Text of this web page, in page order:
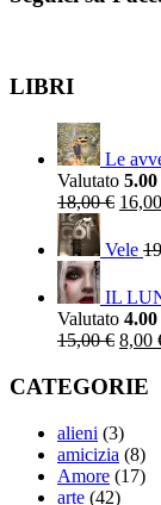
LIBRI
Le
Valutato 5.00
18,00€ Il
era:
16,00
Vele
IL
Valutato 4.00
15,00€ Il
15,00
8,00
CATEGORIE
alieni (3)
amicizia (8)
Amore (17)
arte (42)